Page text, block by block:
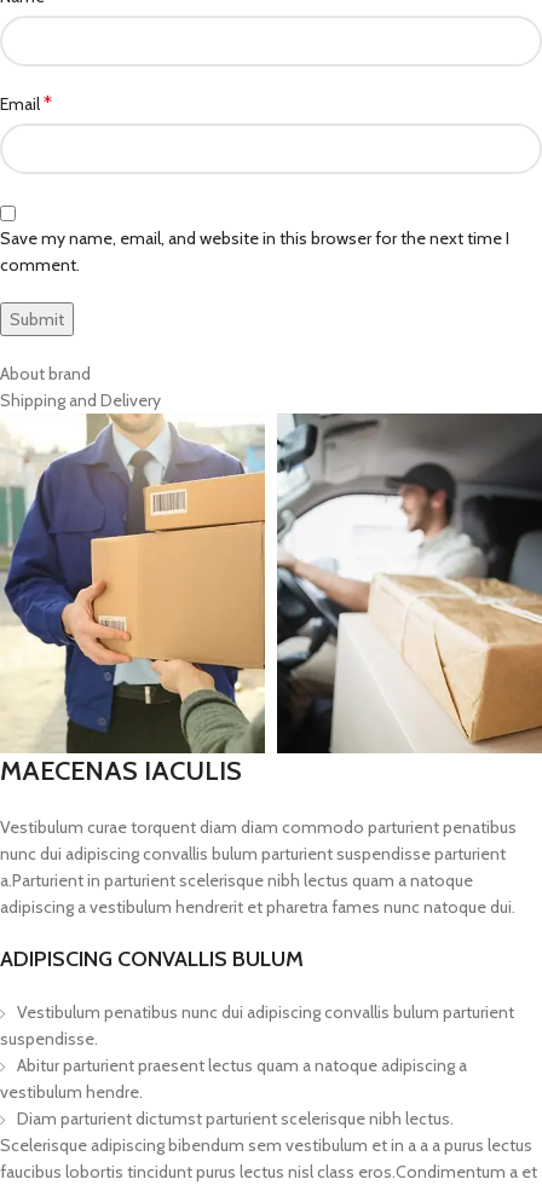
Email*
Save my name, email, and website in this browser for the next time I
comment.
About brand
Shipping and Delivery
MAECENAS IACULIS
Vestibulum curae torquent diam diam commodo parturient penatibus
nunc dui adipiscing convallis bulum parturient suspendisse parturient
a.Parturient in parturient scelerisque nibh lectus quam a natoque
adipiscing a vestibulum hendrerit et pharetra fames nunc natoque dui.
ADIPISCING CONVALLIS BULUM
Vestibulum penatibus nunc dui adipiscing convallis bulum parturient
suspendisse.
Abitur parturient praesent lectus quam a natoque adipiscing a
vestibulum hendre.
Diam parturient dictumst parturient scelerisque nibh lectus.
Scelerisque adipiscing bibendum sem vestibulum et in a a a purus lectus
faucibus lobortis tincidunt purus lectus nisl class eros.Condimentum a et